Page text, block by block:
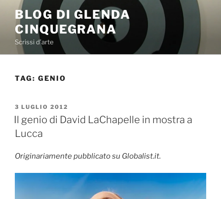
contenuto
BLOG DI GLENDA
CINQUEGRANA
Scrissi d’arte
TAG: GENIO
PUBBLICATO
IL
3 LUGLIO 2012
Il genio di David LaChapelle in mostra a
Lucca
Originariamente pubblicato su Globalist.it.